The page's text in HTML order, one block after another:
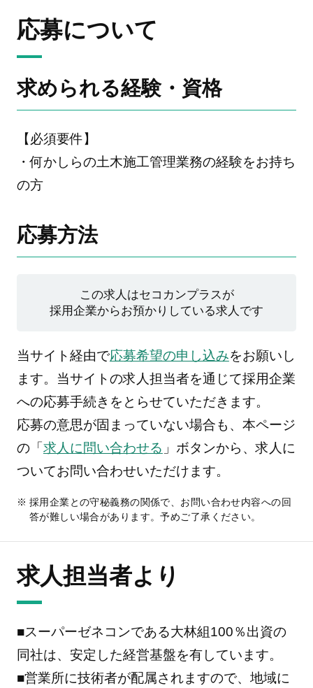
応募について
求められる経験・資格
【必須要件】
・何かしらの土木施工管理業務の経験をお持ち
の方
応募方法
この求人はセコカンプラスが
採用企業からお預かりしている求人です
当サイト経由で応募希望の申し込みをお願いし
ます。当サイトの求人担当者を通じて採用企業
への応募手続きをとらせていただきます。
応募の意思が固まっていない場合も、本ページ
の「 求人に問い合わせる 」ボタンから、求人に
ついてお問い合わせいただけます。
採用企業との守秘義務の関係で、お問い合わせ内容への回
答が難しい場合があります。予めご了承ください。
求人担当者より
■スーパーゼネコンである大林組100％出資の
同社は、安定した経営基盤を有しています。
■営業所に技術者が配属されますので、地域に